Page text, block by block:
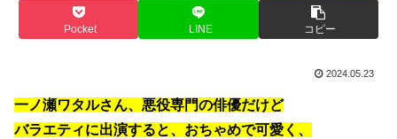
Pocket LINE コピー
2024.05.23
一ノ瀬ワタルさん、悪役専門の俳優だけど
バラエティに出演すると、おちゃめで可愛く、